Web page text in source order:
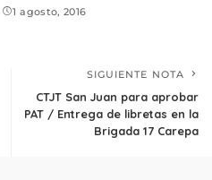
1 agosto, 2016
SIGUIENTE NOTA
CTJT San Juan para aprobar
PAT / Entrega de libretas en la
Brigada 17 Carepa